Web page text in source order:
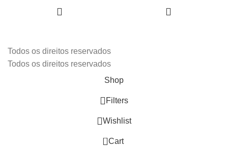
Todos os direitos reservados
Todos os direitos reservados
Shop
Filters
Wishlist
0 Cart